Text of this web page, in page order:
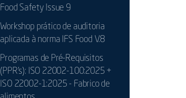
Food Safety Issue 9
Workshop prático de auditoria
aplicada à norma IFS Food V.8
Programas de Pré-Requisitos
(PPR’s): ISO 22002-100:2025 +
ISO 22002-1:2025 - Fabrico de